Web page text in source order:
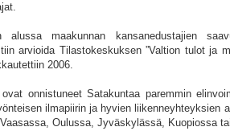
maakunnan kansanedustajien
arvioida Tilastokeskuksen ”Valtion tulot ja
2006.
onnistuneet Satakuntaa paremmin
ilmapiirin ja hyvien liikenneyhteyksien
Oulussa, Jyväskylässä, Kuopiossa